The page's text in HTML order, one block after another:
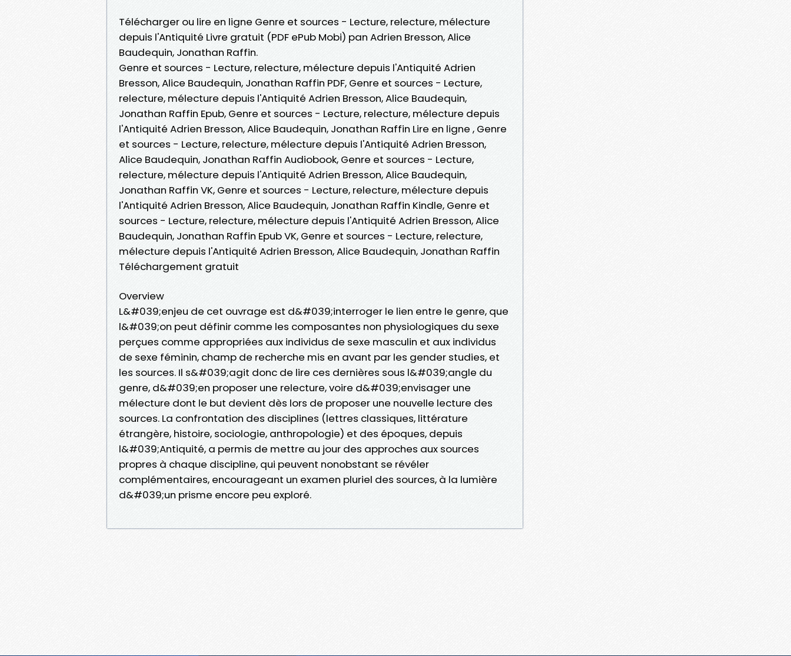
Télécharger ou lire en ligne Genre et sources - Lecture, relecture, mélecture
depuis l'Antiquité Livre gratuit (PDF ePub Mobi) pan Adrien Bresson, Alice
Baudequin, Jonathan Raffin.
Genre et sources - Lecture, relecture, mélecture depuis l'Antiquité Adrien
Bresson, Alice Baudequin, Jonathan Raffin PDF, Genre et sources - Lecture,
relecture, mélecture depuis l'Antiquité Adrien Bresson, Alice Baudequin,
Jonathan Raffin Epub, Genre et sources - Lecture, relecture, mélecture depuis
l'Antiquité Adrien Bresson, Alice Baudequin, Jonathan Raffin Lire en ligne , Genre
et sources - Lecture, relecture, mélecture depuis l'Antiquité Adrien Bresson,
Alice Baudequin, Jonathan Raffin Audiobook, Genre et sources - Lecture,
relecture, mélecture depuis l'Antiquité Adrien Bresson, Alice Baudequin,
Jonathan Raffin VK, Genre et sources - Lecture, relecture, mélecture depuis
l'Antiquité Adrien Bresson, Alice Baudequin, Jonathan Raffin Kindle, Genre et
sources - Lecture, relecture, mélecture depuis l'Antiquité Adrien Bresson, Alice
Baudequin, Jonathan Raffin Epub VK, Genre et sources - Lecture, relecture,
mélecture depuis l'Antiquité Adrien Bresson, Alice Baudequin, Jonathan Raffin
Téléchargement gratuit
Overview
L&#039;enjeu de cet ouvrage est d&#039;interroger le lien entre le genre, que
l&#039;on peut définir comme les composantes non physiologiques du sexe
perçues comme appropriées aux individus de sexe masculin et aux individus
de sexe féminin, champ de recherche mis en avant par les gender studies, et
les sources. Il s&#039;agit donc de lire ces dernières sous l&#039;angle du
genre, d&#039;en proposer une relecture, voire d&#039;envisager une
mélecture dont le but devient dès lors de proposer une nouvelle lecture des
sources. La confrontation des disciplines (lettres classiques, littérature
étrangère, histoire, sociologie, anthropologie) et des époques, depuis
l&#039;Antiquité, a permis de mettre au jour des approches aux sources
propres à chaque discipline, qui peuvent nonobstant se révéler
complémentaires, encourageant un examen pluriel des sources, à la lumière
d&#039;un prisme encore peu exploré.